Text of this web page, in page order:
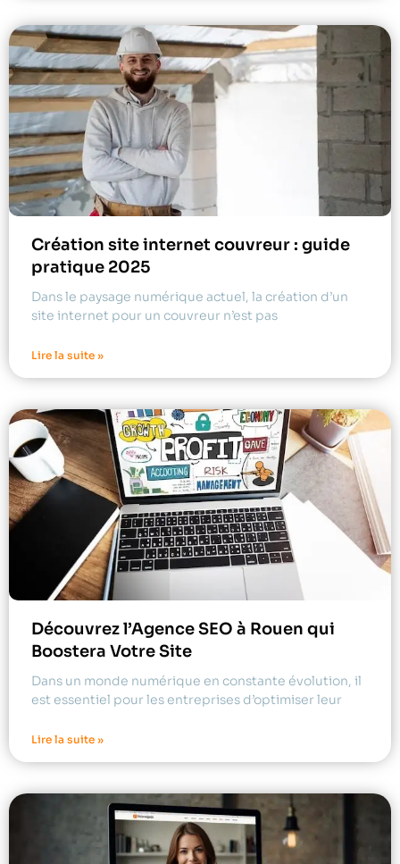
Création site internet couvreur : guide
pratique 2025
Dans le paysage numérique actuel, la création d’un
site internet pour un couvreur n’est pas
Lire la suite »
Découvrez l’Agence SEO à Rouen qui
Boostera Votre Site
Dans un monde numérique en constante évolution, il
est essentiel pour les entreprises d’optimiser leur
Lire la suite »